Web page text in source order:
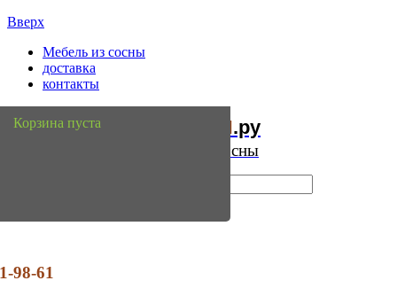
Вверх
Мебель из сосны
доставка
контакты
Мебель Сосны.ру
Интернет магазин мебели из сосны
98-61
Корзина пуста